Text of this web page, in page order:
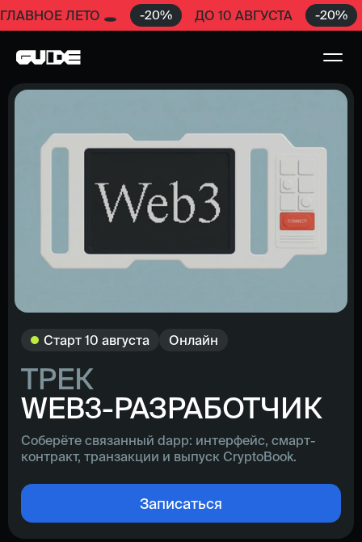
ГЛАВНОЕ ЛЕТО 🕳️ -20% ДО 10 АВГУСТА -20%
Старт 10 августа Онлайн
ТРЕК
WEB3-РАЗРАБОТЧИК
Соберёте связанный dapp: интерфейс, смарт-
контракт, транзакции и выпуск CryptoBook.
Записаться